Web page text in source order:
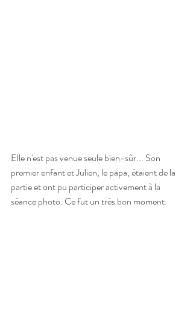
Elle n'est pas venue seule bien-sûr... Son
premier enfant et Julien, le papa, étaient de la
partie et ont pu participer activement à la
séance photo. Ce fut un très bon moment.